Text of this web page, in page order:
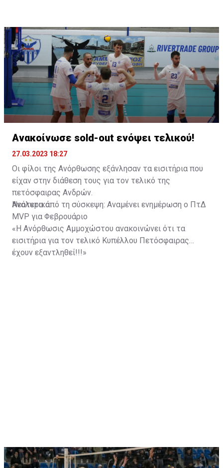
Ανακοίνωσε sold-out ενόψει τελικού!
27.03.2023 18:27
Οι φίλοι της Ανόρθωσης εξάνλησαν τα εισιτήρια που
είχαν στην διάθεση τους για τον τελικό της
πετόσφαιρας Ανδρών.
Νεότερα από τη σύσκεψη: Αναμένει ενημέρωση ο ΠτΔ
MVP για Φεβρουάριο
Αναλυτικά:
«Η Ανόρθωσις Αμμοχώστου ανακοινώνει ότι τα
εισιτήρια για τον τελικό Κυπέλλου Πετόσφαιρας
έχουν εξαντληθεί!!!»